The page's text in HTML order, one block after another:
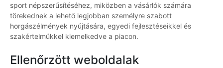
sport népszerűsítéséhez, miközben a vásárlók számára
törekednek a lehető legjobban személyre szabott
horgászélmények nyújtására, egyedi fejlesztéseikkel és
szakértelmükkel kiemelkedve a piacon.
Ellenőrzött weboldalak